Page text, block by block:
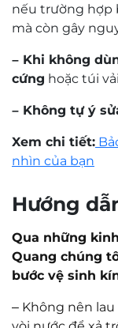
nếu trường hợp
mà còn gây
– Khi không
cứng hoặc túi
– Không tự ý
Xem chi tiết:
nhìn của bạn
Hướng
Qua những
Quang chúng
bước vệ sinh
– Không nên